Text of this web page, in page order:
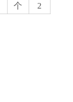
个 2